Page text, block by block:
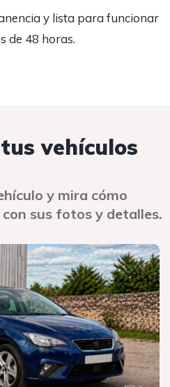
y lista para funcionar
de 48 horas.
vehículos
y mira cómo
sus fotos y detalles.